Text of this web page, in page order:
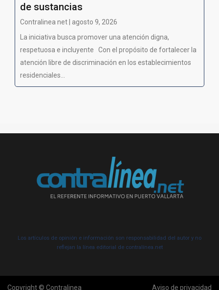
de sustancias
Contralinea net | agosto 9, 2026
La iniciativa busca promover una atención digna,
respetuosa e incluyente Con el propósito de fortalecer la
atención libre de discriminación en los establecimientos
residenciales...
Los artículos de opinión e información son responsabilidad del autor y no
reflejan la línea editorial de contralínea.net
Copyright © Contralinea Aviso de privacidad